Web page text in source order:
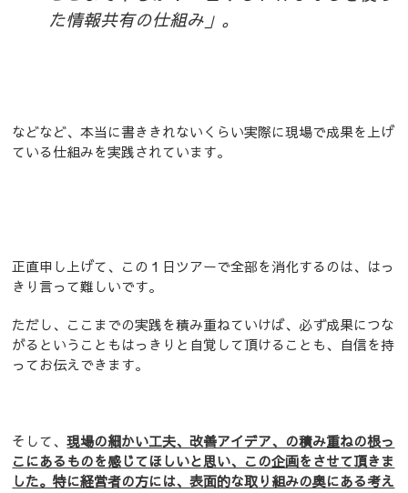
た情報共有の仕組み」。
などなど、本当に書ききれないくらい実際に現場で成果を上げ
ている仕組みを実践されています。
正直申し上げて、この１日ツアーで全部を消化するのは、はっ
きり言って難しいです。
ただし、ここまでの実践を積み重ねていけば、必ず成果につな
がるということもはっきりと自覚して頂けることも、自信を持
ってお伝えできます。
そして、現場の細かい工夫、改善アイデア、の積み重ねの根っ
こにあるものを感じてほしいと思い、この企画をさせて頂きま
した。特に経営者の方には、表面的な取り組みの奥にある考え